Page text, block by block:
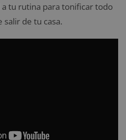
tu rutina para tonificar todo
de tu casa.